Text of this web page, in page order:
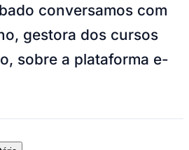
conversamos com
gestora dos cursos
sobre a plataforma e-